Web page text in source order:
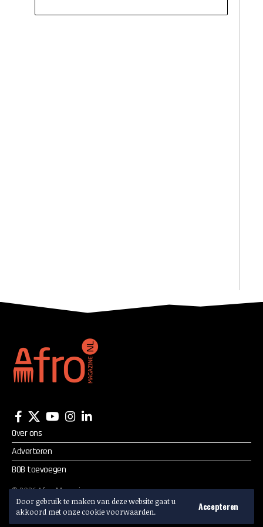
Door gebruik te maken van deze website gaat u
akkoord met onze cookie voorwaarden.
Accepteren
Over ons
Adverteren
BOB toevoegen
©2026Afro Magazine.
Alle rechten voorbehouden.
Adverteren? Mail:info@afromagazine.nl